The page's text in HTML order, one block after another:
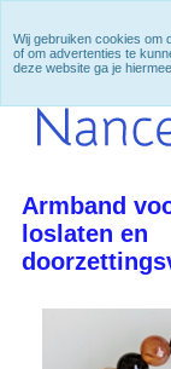
Armband
loslaten en
Wij gebruiken cookies om
of om advertenties te
deze website ga je